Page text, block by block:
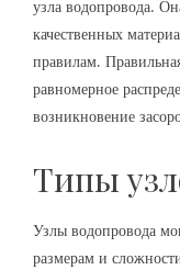
узла водопровода.
качественных
правилам.
равномерное
возникновение
Типы
Узлы водопровода
размерам и